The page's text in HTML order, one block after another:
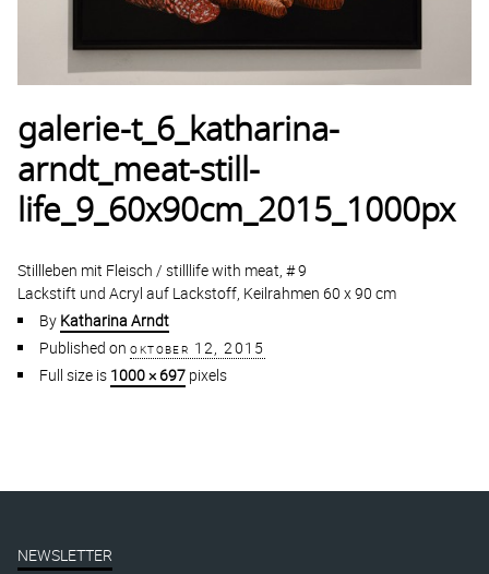
galerie-t_6_katharina-
arndt_meat-still-
life_9_60x90cm_2015_1000px
Stillleben mit Fleisch / stilllife with meat, # 9
Lackstift und Acryl auf Lackstoff, Keilrahmen 60 x 90 cm
By Katharina Arndt
Published on oktober 12, 2015
Full size is 1000 × 697 pixels
NEWSLETTER